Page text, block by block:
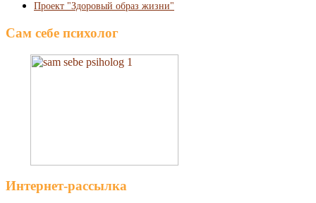
Проект "Здоровый образ жизни"
Сам себе психолог
Интернет-рассылка